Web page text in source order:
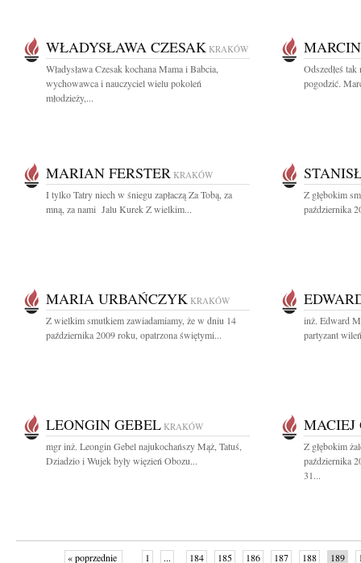
WŁADYSŁAWA CZESAK KRAKÓW
Władysława Czesak kochana Mama i Babcia,
wychowawca i nauczyciel wielu pokoleń
młodzieży,...
Odszedłeś
pogodzić.
MARIAN FERSTER KRAKÓW
I tylko Tatry niech w śniegu zapłaczą Za Tobą, za
mną, za nami Jalu Kurek Z wielkim...
Z głębokim
października
MARIA URBAŃCZYK KRAKÓW
Z wielkim smutkiem zawiadamiamy, że w dniu 14
października 2009 roku, opatrzona świętymi...
inż. Edward
partyzant
LEONGIN GEBEL KRAKÓW
mgr inż. Leongin Gebel najukochańszy Mąż, Tatuś,
Dziadzio i Wujek były więzień Obozu...
MACIEJ
Z głębokim
października
31...
« poprzednie 1 ... 184 185 186 187 188 189